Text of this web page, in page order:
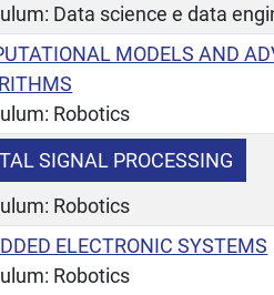
Data science e data
MODELS AND
Robotics
SIGNAL PROCESSING
Robotics
ELECTRONIC SYSTEMS
Robotics